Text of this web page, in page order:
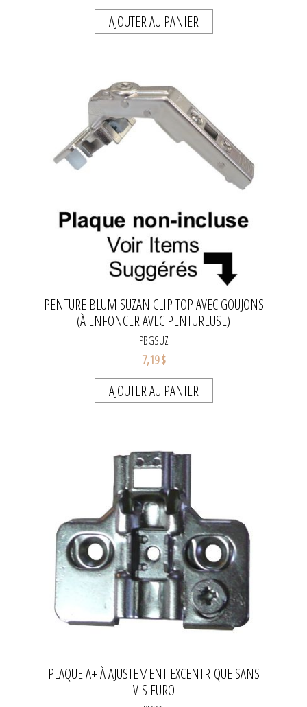
AJOUTER AU PANIER
PENTURE BLUM SUZAN CLIP TOP AVEC GOUJONS
(À ENFONCER AVEC PENTUREUSE)
PBGSUZ
7,19 $
AJOUTER AU PANIER
PLAQUE A+ À AJUSTEMENT EXCENTRIQUE SANS
VIS EURO